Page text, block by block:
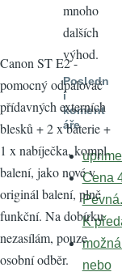
Canon ST E2 -
pomocný odpalovač
přídavných externích
blesků + 2 x baterie +
1 x nabíječka, kompl.
balení, jako nové v
originál balení, plně
funkční. Na dobírku
nezasílám, pouze
osobní odběr.
mnoho
dalších
výhod.
Posledn
í
koment
áře
Cena
Pevná.
K
nebo